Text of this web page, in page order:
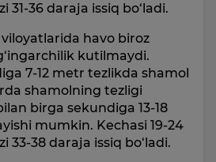
31-36 daraja issiq bo‘ladi.
havo biroz
kutilmaydi.
7-12 metr tezlikda shamol
shamolning tezligi
birga sekundiga 13-18
mumkin. Kechasi 19-24
33-38 daraja issiq bo‘ladi.